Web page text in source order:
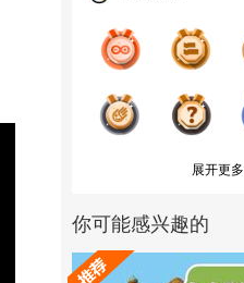
展开更多
你可能感兴趣的